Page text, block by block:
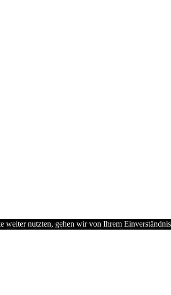
weiter nutzten, gehen wir von Ihrem